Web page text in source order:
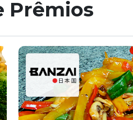
Prêmios